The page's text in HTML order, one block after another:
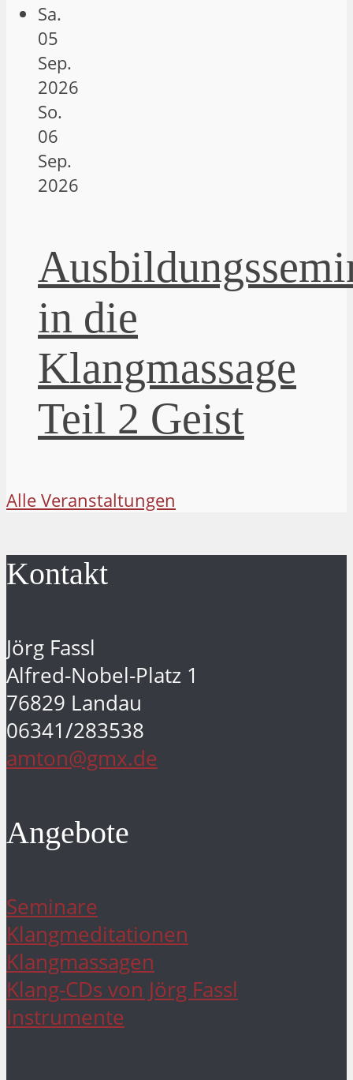
Sa.
05
Sep.
2026
So.
06
Sep.
2026
in die
Klangmassage
Teil 2 Geist
Alle Veranstaltungen
Kontakt
Jörg Fassl
Alfred-Nobel-Platz 1
76829 Landau
06341/283538
amton@gmx.de
Angebote
Seminare
Klangmeditationen
Klangmassagen
Klang-CDs von Jörg Fassl
Instrumente